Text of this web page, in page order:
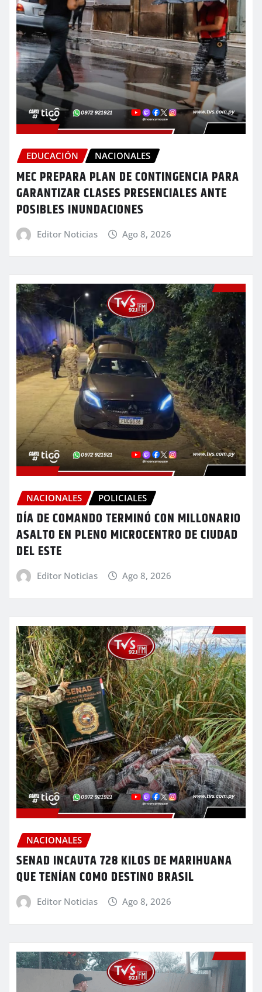
EDUCACIÓN NACIONALES
MEC PREPARA PLAN DE CONTINGENCIA PARA
GARANTIZAR CLASES PRESENCIALES ANTE
POSIBLES INUNDACIONES
Editor Noticias Ago 8, 2026
NACIONALES POLICIALES
DÍA DE COMANDO TERMINÓ CON MILLONARIO
ASALTO EN PLENO MICROCENTRO DE CIUDAD
DEL ESTE
Editor Noticias Ago 8, 2026
NACIONALES
SENAD INCAUTA 728 KILOS DE MARIHUANA
QUE TENÍAN COMO DESTINO BRASIL
Editor Noticias Ago 8, 2026